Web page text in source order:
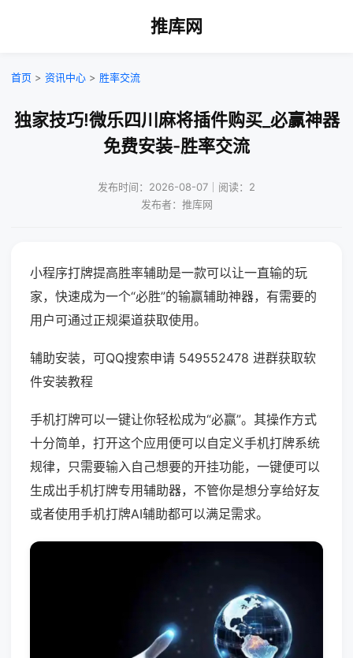
推库网
首页 > 资讯中心 > 胜率交流
独家技巧!微乐四川麻将插件购买_必赢神器
免费安装-胜率交流
发布时间：2026-08-07｜阅读：2
发布者：推库网
小程序打牌提高胜率辅助是一款可以让一直输的玩
家，快速成为一个“必胜”的输赢辅助神器，有需要的
用户可通过正规渠道获取使用。
辅助安装，可QQ搜索申请 549552478 进群获取软
件安装教程
手机打牌可以一键让你轻松成为“必赢”。其操作方式
十分简单，打开这个应用便可以自定义手机打牌系统
规律，只需要输入自己想要的开挂功能，一键便可以
生成出手机打牌专用辅助器，不管你是想分享给好友
或者使用手机打牌AI辅助都可以满足需求。